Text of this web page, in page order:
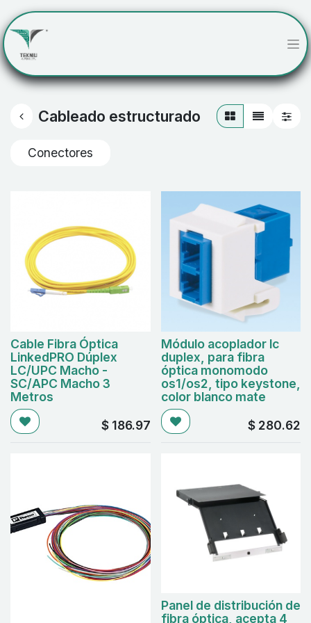
Cableado estructurado
Conectores
Cable Fibra Óptica
LinkedPRO Dúplex
LC/UPC Macho -
SC/APC Macho 3
Metros
$ 186.97
Módulo acoplador lc
duplex, para fibra
óptica monomodo
os1/os2, tipo keystone,
color blanco mate
$ 280.62
Panel de distribución de
fibra óptica, acepta 4